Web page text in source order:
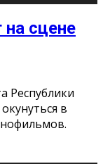
сцене
Республики
в